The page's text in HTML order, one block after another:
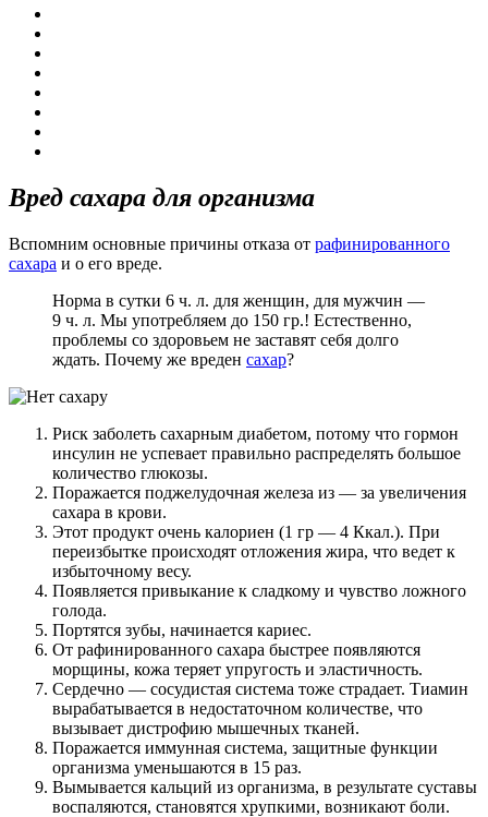
Вред сахара для организма
Вспомним основные причины отказа от рафинированного
сахара и о его вреде.
Норма в сутки 6 ч. л. для женщин, для мужчин —
9 ч. л. Мы употребляем до 150 гр.! Естественно,
проблемы со здоровьем не заставят себя долго
ждать. Почему же вреден сахар?
Риск заболеть сахарным диабетом, потому что гормон
инсулин не успевает правильно распределять большое
количество глюкозы.
Поражается поджелудочная железа из — за увеличения
сахара в крови.
Этот продукт очень калориен (1 гр — 4 Ккал.). При
переизбытке происходят отложения жира, что ведет к
избыточному весу.
Появляется привыкание к сладкому и чувство ложного
голода.
Портятся зубы, начинается кариес.
От рафинированного сахара быстрее появляются
морщины, кожа теряет упругость и эластичность.
Сердечно — сосудистая система тоже страдает. Тиамин
вырабатывается в недостаточном количестве, что
вызывает дистрофию мышечных тканей.
Поражается иммунная система, защитные функции
организма уменьшаются в 15 раз.
Вымывается кальций из организма, в результате суставы
воспаляются, становятся хрупкими, возникают боли.